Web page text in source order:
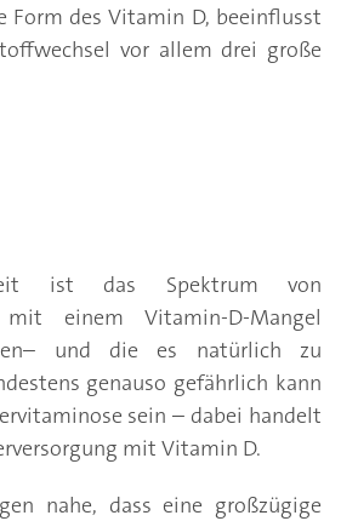
Form des Vitamin D, beeinflusst
vor allem drei große
ist das Spektrum von
einem Vitamin-D-Mangel
und die es natürlich zu
genauso gefährlich kann
sein – dabei handelt
mit Vitamin D.
nahe, dass eine großzügige